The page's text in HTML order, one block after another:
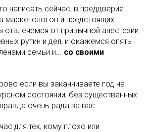
написать сейчас, в преддверие
маркетологов и предстоящих
отвлечемся от привычной анестезии
рутин и дел, и окажемся опять
семьи и... со своими
если вы заканчиваете год на
состоянии, без существенных
очень рада за вас.
для тех, кому плохо или